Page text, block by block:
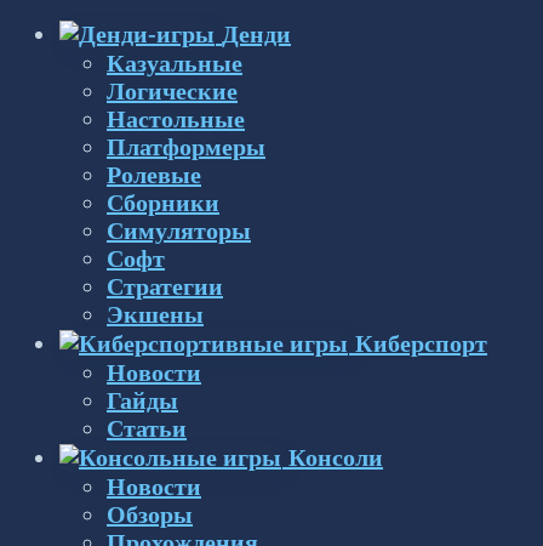
Денди
Казуальные
Логические
Настольные
Платформеры
Ролевые
Сборники
Симуляторы
Софт
Стратегии
Экшены
Киберспорт
Новости
Гайды
Статьи
Консоли
Новости
Обзоры